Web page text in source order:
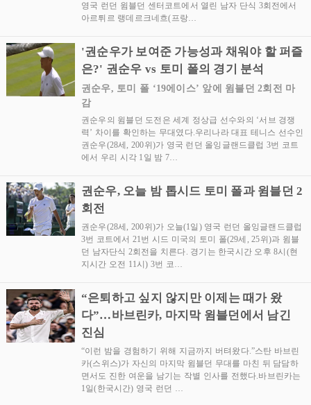
영국 런던 윔블던 센터코트에서 열린 남자 단식 3회전에서
아르튀르 랭데르크네흐(프랑…
'권순우가 보여준 가능성과 채워야 할 퍼즐
은?' 권순우 vs 토미 폴의 경기 분석
권순우, 토미 폴 ‘19에이스’ 앞에 윔블던 2회전 마
감
권순우의 윔블던 도전은 세계 정상급 선수와의 ‘서브 경쟁
력’ 차이를 확인하는 무대였다.우리나라 대표 테니스 선수인
권순우(28세, 200위)가 영국 런던 올잉글랜드클럽 3번 코트
에서 우리 시각 1일 밤 7…
권순우, 오늘 밤 톱시드 토미 폴과 윔블던 2
회전
권순우(28세, 200위)가 오늘(1일) 영국 런던 올잉글랜드클럽
3번 코트에서 21번 시드 미국의 토미 폴(29세, 25위)과 윔블
던 남자단식 2회전을 치른다. 경기는 한국시간 오후 8시(현
지시간 오전 11시) 3번 코…
“은퇴하고 싶지 않지만 이제는 때가 왔
다”…바브린카, 마지막 윔블던에서 남긴
진심
“이런 밤을 경험하기 위해 지금까지 버텨왔다.”스탄 바브린
카(스위스)가 자신의 마지막 윔블던 무대를 마친 뒤 담담하
면서도 진한 여운을 남기는 작별 인사를 전했다.바브린카는
1일(한국시간) 영국 런던 …